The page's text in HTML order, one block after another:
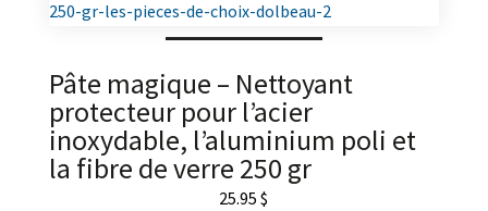
Pâte magique – Nettoyant
protecteur pour l’acier
inoxydable, l’aluminium poli et
la fibre de verre 250 gr
25.95$